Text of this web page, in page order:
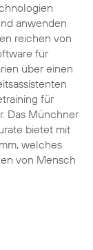
anwenden
reichen von
für
über einen
für
Das Münchner
bietet mit
welches
von Mensch